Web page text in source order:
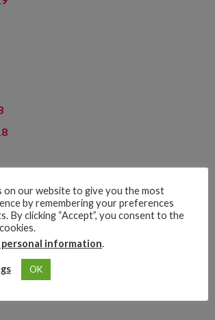
on our website to give you the most
by remembering your preferences
By clicking “Accept”, you consent to the
personal information.
OK